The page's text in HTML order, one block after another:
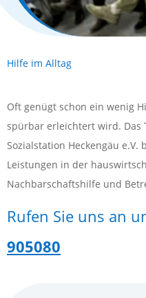
Hilfe im Alltag
Oft genügt schon ein wenig
spürbar erleichtert wird. Das
Sozialstation Heckengäu
Leistungen in der
Nachbarschaftshilfe und
Rufen Sie uns an
905080